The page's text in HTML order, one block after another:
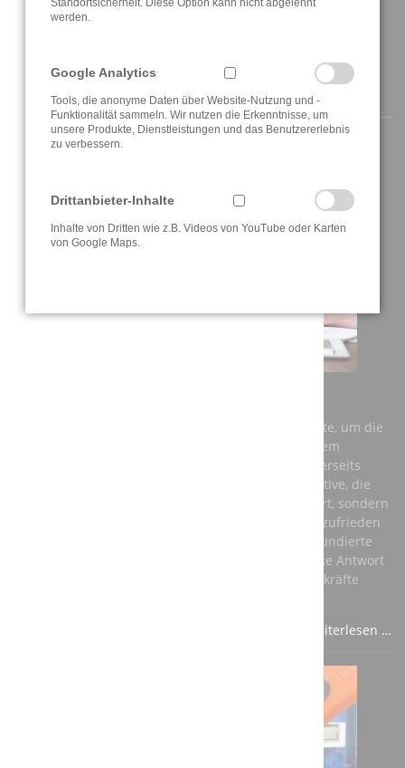
Anfahrt / Kontakt
AKTUELLE INFORMATIONEN
Einerseits benötigt Deutschland dringend Fachkräfte, um die
Anforderungen der Zukunft zu meistern und auf dem
globalen Markt konkurrenzfähig zu bleiben. Andererseits
brauchen junge Menschen eine berufliche Perspektive, die
ihnen nicht nur ein vernünftiges Einkommen sichert, sondern
auch ihre persönliche Entwicklung fördert und sie zufrieden
stellt. Die beste Antwort auf diese Fragen ist eine fundierte
Ausbildung in einem anerkannten Beruf – und diese Antwort
sollte aus den Unternehmen kommen, die auf Fachkräfte
Weiterlesen …
werden.
Google Analytics
Tools, die anonyme Daten über Website-Nutzung und -
Funktionalität sammeln. Wir nutzen die Erkenntnisse, um
unsere Produkte, Dienstleistungen und das Benutzererlebnis
zu verbessern.
Drittanbieter-Inhalte
Inhalte von Dritten wie z.B. Videos von YouTube oder Karten
von Google Maps.